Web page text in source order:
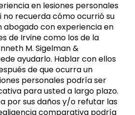
en lesiones personales
no recuerda cómo ocurrió su
abogado con experiencia en
de Irvine como los de la
M. Sigelman &
ayudarlo. Hablar con ellos
de que ocurra un
personales podría ser
para usted a largo plazo.
por sus daños y/o refutar las
comparativa podría